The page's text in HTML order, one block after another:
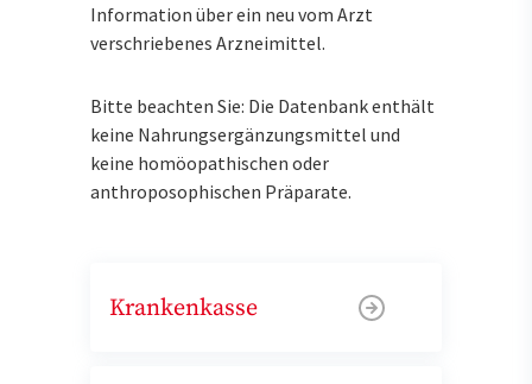
Information über ein neu vom Arzt
verschriebenes Arzneimittel.
Bitte beachten Sie: Die Datenbank enthält
keine Nahrungsergänzungsmittel und
keine homöopathischen oder
anthroposophischen Präparate.
Krankenkasse